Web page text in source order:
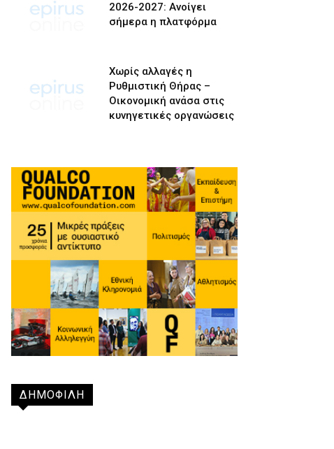
2026-2027: Ανοίγει
σήμερα η πλατφόρμα
Χωρίς αλλαγές η
Ρυθμιστική Θήρας –
Οικονομική ανάσα στις
κυνηγετικές οργανώσεις
ΔΗΜΟΦΙΛΗ